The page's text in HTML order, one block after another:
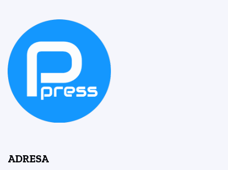
ADRESA